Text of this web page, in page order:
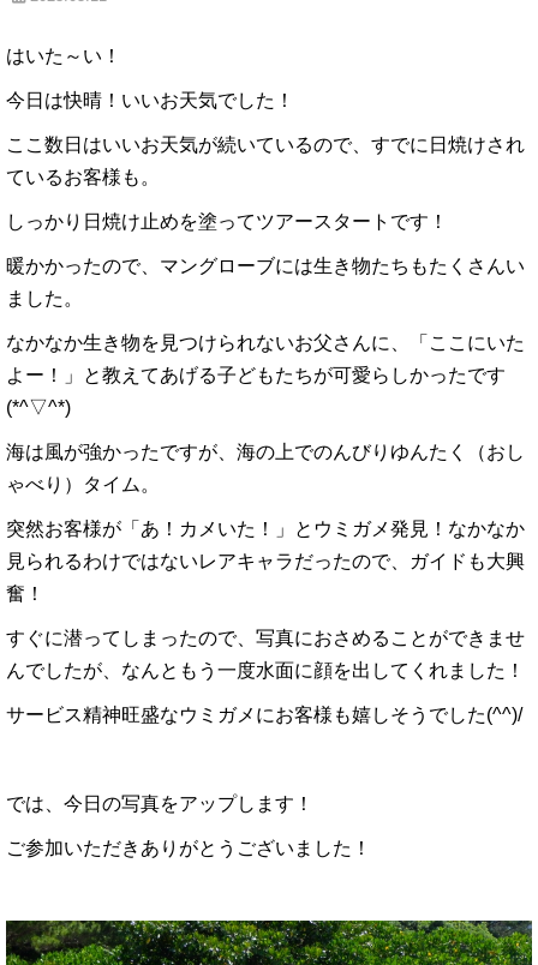
はいた～い！
今日は快晴！いいお天気でした！
ここ数日はいいお天気が続いているので、すでに日焼けされ
ているお客様も。
しっかり日焼け止めを塗ってツアースタートです！
暖かかったので、マングローブには生き物たちもたくさんい
ました。
なかなか生き物を見つけられないお父さんに、「ここにいた
よー！」と教えてあげる子どもたちが可愛らしかったです
(*^▽^*)
海は風が強かったですが、海の上でのんびりゆんたく（おし
ゃべり）タイム。
突然お客様が「あ！カメいた！」とウミガメ発見！なかなか
見られるわけではないレアキャラだったので、ガイドも大興
奮！
すぐに潜ってしまったので、写真におさめることができませ
んでしたが、なんともう一度水面に顔を出してくれました！
サービス精神旺盛なウミガメにお客様も嬉しそうでした(^^)/
では、今日の写真をアップします！
ご参加いただきありがとうございました！